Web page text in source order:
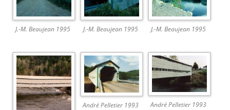
J.-M. Beaujean 1995 J.-M. Beaujean 1995 J.-M. Beaujean 1995
André Pelletier 1993 André Pelletier 1993